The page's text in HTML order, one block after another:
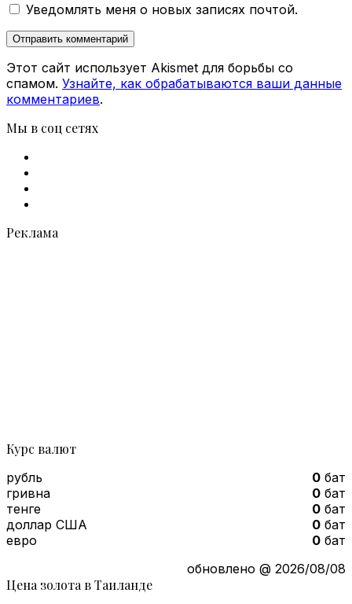
Уведомлять меня о новых записях почтой.
Этот сайт использует Akismet для борьбы со
спамом. Узнайте, как обрабатываются ваши данные
комментариев.
Мы в соц сетях
Реклама
Курс валют
рубль 0 бат
гривна
0 бат
тенге
0 бат
доллар США
0 бат
евро
0 бат
обновлено @ 2026/08/08
Цена золота в Таиланде